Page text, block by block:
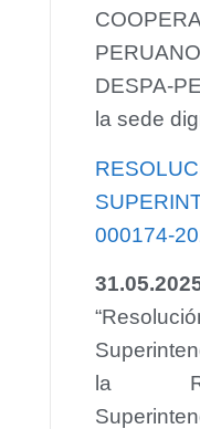
DESPA-
la sede
000174-
la